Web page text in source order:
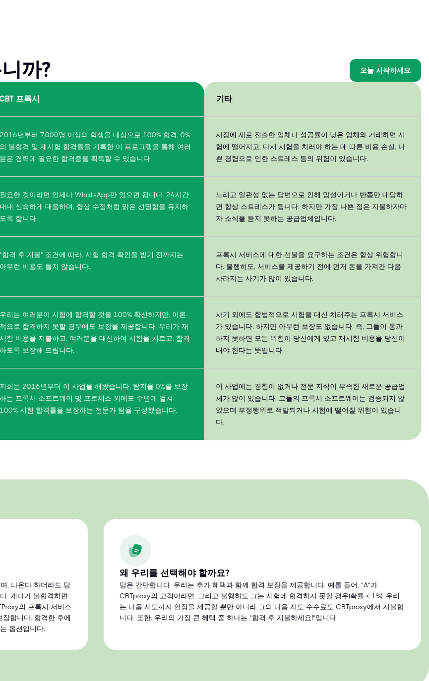
까? 오늘 시작하세요
프록시 기타
2016년부터 7,000명 이상의 학생을 대상으로 100% 합격, 0%
의 불합격 및 재시험 합격률을 기록한 이 프로그램을 통해 여러
분은 경력에 필요한 합격증을 획득할 수 있습니다.
시장에 새로 진출한 업체나 성공률이 낮은 업체와 거래하면 시
험에 떨어지고, 다시 시험을 치러야 하는 데 따른 비용 손실, 나
쁜 경험으로 인한 스트레스 등의 위험이 있습니다.
필요한 것이라면 언제나 WhatsApp만 있으면 됩니다. 24시간
내내 신속하게 대응하며, 항상 수정처럼 맑은 선명함을 유지하
도록 합니다.
느리고 일관성 없는 답변으로 인해 망설이거나 반쯤만 대답하
면 항상 스트레스가 됩니다. 하지만 가장 나쁜 점은 지불하자마
자 소식을 듣지 못하는 공급업체입니다.
"합격 후 지불" 조건에 따라, 시험 합격 확인을 받기 전까지는
아무런 비용도 들지 않습니다.
프록시 서비스에 대한 선불을 요구하는 조건은 항상 위험합니
다. 불행히도, 서비스를 제공하기 전에 먼저 돈을 가져간 다음
사라지는 사기가 많이 있습니다.
우리는 여러분이 시험에 합격할 것을 100% 확신하지만, 이론
적으로 합격하지 못할 경우에도 보장을 제공합니다. 우리가 재
시험 비용을 지불하고, 여러분을 대신하여 시험을 치르고, 합격
하도록 보장해 드립니다.
사기 외에도 합법적으로 시험을 대신 치러주는 프록시 서비스
가 있습니다. 하지만 아무런 보장도 없습니다. 즉, 그들이 통과
하지 못하면 모든 위험이 당신에게 있고 재시험 비용을 당신이
내야 한다는 뜻입니다.
저희는 2016년부터 이 사업을 해왔습니다. 탐지율 0%를 보장
하는 프록시 소프트웨어 및 프로세스 외에도 수년에 걸쳐
100% 시험 합격률을 보장하는 전문가 팀을 구성했습니다.
이 사업에는 경험이 없거나 전문 지식이 부족한 새로운 공급업
체가 많이 있습니다. 그들의 프록시 소프트웨어는 검증되지 않
았으며 부정행위로 적발되거나 시험에 떨어질 위험이 있습니
다.
, 나온다 하더라도 답
. 게다가 불합격하면
의 프록시 서비스
합니다. 합격한 후에
옵션입니다.
왜 우리를 선택해야 할까요?
답은 간단합니다. 우리는 추가 혜택과 함께 합격 보장을 제공합니다. 예를 들어, "A"가
CBTproxy의 고객이라면. 그리고 불행히도 그는 시험에 합격하지 못할 경우(확률 < 1%), 우리
는 다음 시도까지 연장을 제공할 뿐만 아니라 그의 다음 시도 수수료도 CBTproxy에서 지불합
니다. 또한, 우리의 가장 큰 혜택 중 하나는 "합격 후 지불하세요!"입니다.